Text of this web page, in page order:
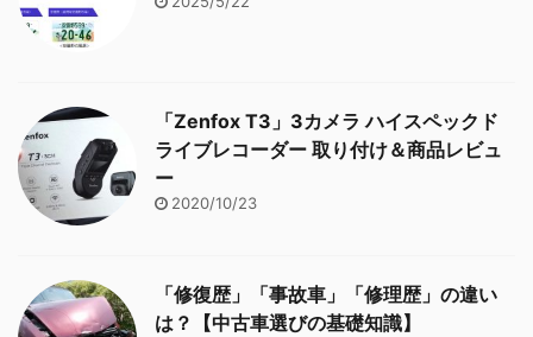
「Zenfox T3」3カメラ ハイスペックド
ライブレコーダー 取り付け＆商品レビュ
ー
2020/10/23
「修復歴」「事故車」「修理歴」の違い
は？【中古車選びの基礎知識】